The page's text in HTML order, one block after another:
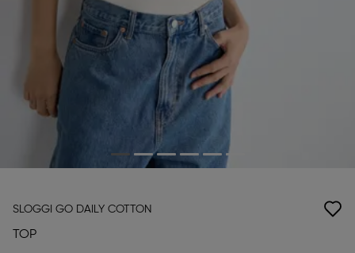
SLOGGI GO DAILY COTTON
TOP